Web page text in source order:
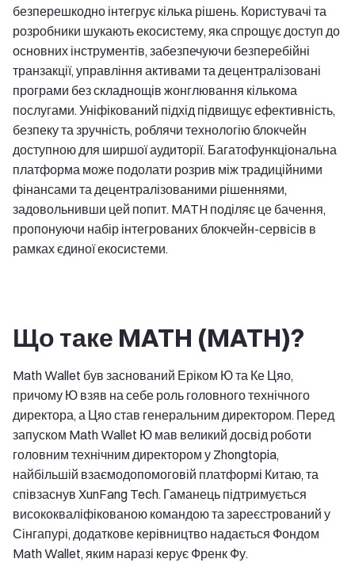
безперешкодно інтегрує кілька рішень. Користувачі та
розробники шукають екосистему, яка спрощує доступ до
основних інструментів, забезпечуючи безперебійні
транзакції, управління активами та децентралізовані
програми без складнощів жонглювання кількома
послугами. Уніфікований підхід підвищує ефективність,
безпеку та зручність, роблячи технологію блокчейн
доступною для ширшої аудиторії. Багатофункціональна
платформа може подолати розрив між традиційними
фінансами та децентралізованими рішеннями,
задовольнивши цей попит. MATH поділяє це бачення,
пропонуючи набір інтегрованих блокчейн-сервісів в
рамках єдиної екосистеми.
Що таке MATH (MATH)?
Math Wallet був заснований Еріком Ю та Ке Цяо,
причому Ю взяв на себе роль головного технічного
директора, а Цяо став генеральним директором. Перед
запуском Math Wallet Ю мав великий досвід роботи
головним технічним директором у Zhongtopia,
найбільшій взаємодопомоговій платформі Китаю, та
співзаснув XunFang Tech. Гаманець підтримується
висококваліфікованою командою та зареєстрований у
Сінгапурі, додаткове керівництво надається Фондом
Math Wallet, яким наразі керує Френк Фу.